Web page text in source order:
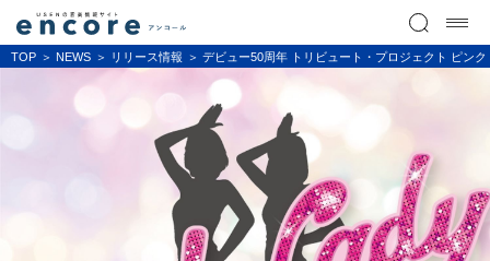
TOP NEWS リリース情報 デビュー50周年 トリビュート・プロジェクト ピン